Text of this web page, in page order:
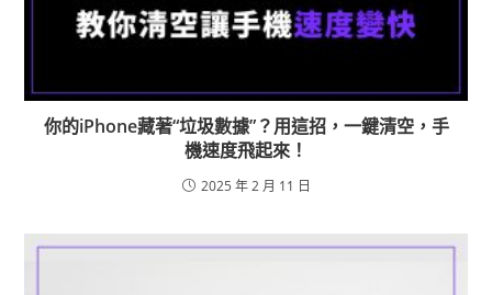
你的iPhone藏著“垃圾數據”？用這招，一鍵清空，手
機速度飛起來！
2025 年 2 月 11 日